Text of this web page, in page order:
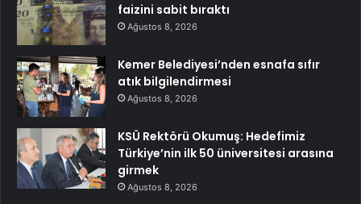
faizini sabit bıraktı
Ağustos 8, 2026
Kemer Belediyesi’nden esnafa sıfır
atık bilgilendirmesi
Ağustos 8, 2026
KSÜ Rektörü Okumuş: Hedefimiz
Türkiye’nin ilk 50 üniversitesi arasına
girmek
Ağustos 8, 2026